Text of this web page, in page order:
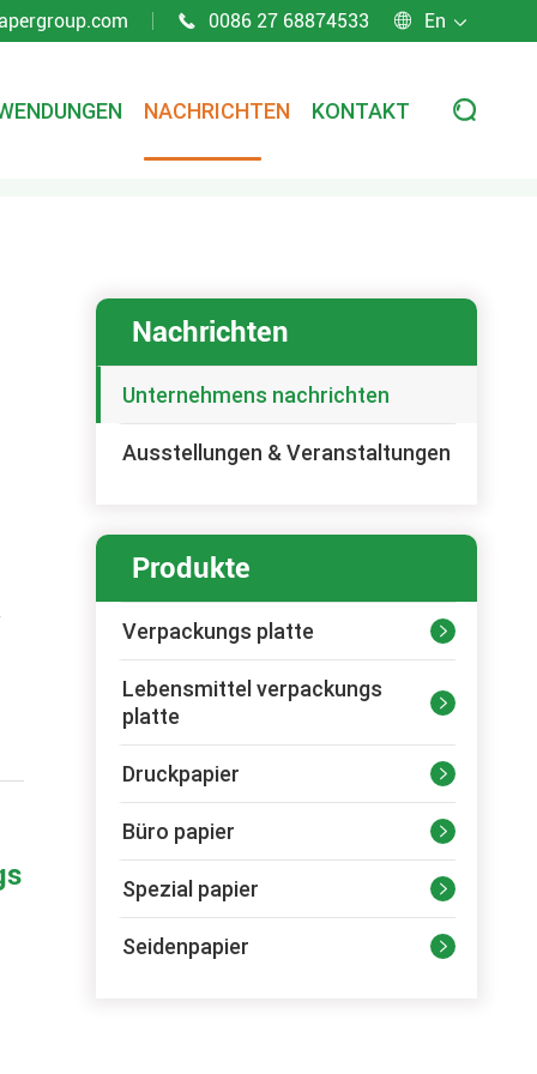
 0086 27 68874533  En 
NACHRICHTEN KONTAKT 
Nachrichten
Unternehmens nachrichten
Ausstellungen & Veranstaltungen
Produkte
Verpackungs platte 
Lebensmittel verpackungs
platte

Druckpapier 
Büro papier 
Spezial papier 
Seidenpapier 